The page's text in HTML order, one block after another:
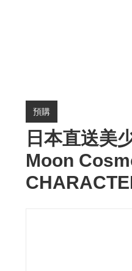
預購
日本直送美
Moon